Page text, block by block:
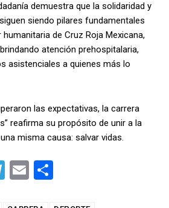
demuestra que la solidaridad y
siendo pilares fundamentales
de Cruz Roja Mexicana,
atención prehospitalaria,
asistenciales a quienes más lo
las expectativas, la carrera
reafirma su propósito de unir a la
misma causa: salvar vidas.
T
E